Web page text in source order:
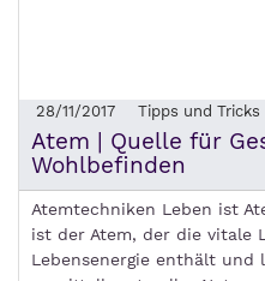
28/11/2017 Tipps und Tricks
Atem | Quelle für
Wohlbefinden
Atemtechniken Leben ist
ist der Atem, der die vitale
Lebensenergie enthält und